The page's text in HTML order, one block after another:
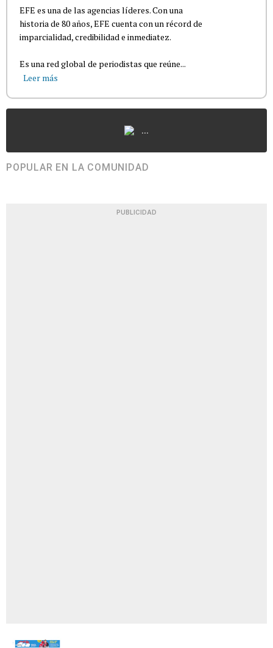
EFE es una de las agencias líderes. Con una
historia de 80 años, EFE cuenta con un récord de
imparcialidad, credibilidad e inmediatez.
Es una red global de periodistas que reúne...
Leer más
...
POPULAR EN LA COMUNIDAD
PUBLICIDAD